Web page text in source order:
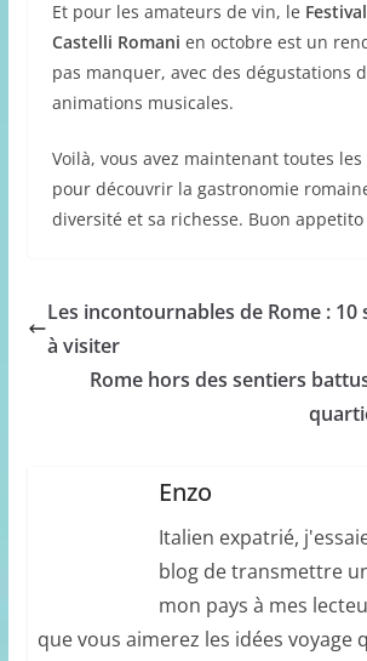
Et pour les amateurs de vin, le
Castelli Romani en octobre est un
pas manquer, avec des dégustations
animations musicales.
Voilà, vous avez maintenant toutes
pour découvrir la gastronomie
diversité et sa richesse. Buon appetito
Les incontournables de Rome :
à visiter
Rome hors des sentiers
Enzo
Italien expatrié,
blog de transmettre
mon pays à mes
que vous aimerez les idées voyage